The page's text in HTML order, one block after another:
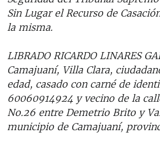
Sin Lugar el Recurso de
la misma.
LIBRADO RICARDO LINARES
Camajuaní, Villa Clara,
edad, casado con carné de
60060914924 y vecino de la
No.26 entre Demetrio Brito y
municipio de Camajuaní,